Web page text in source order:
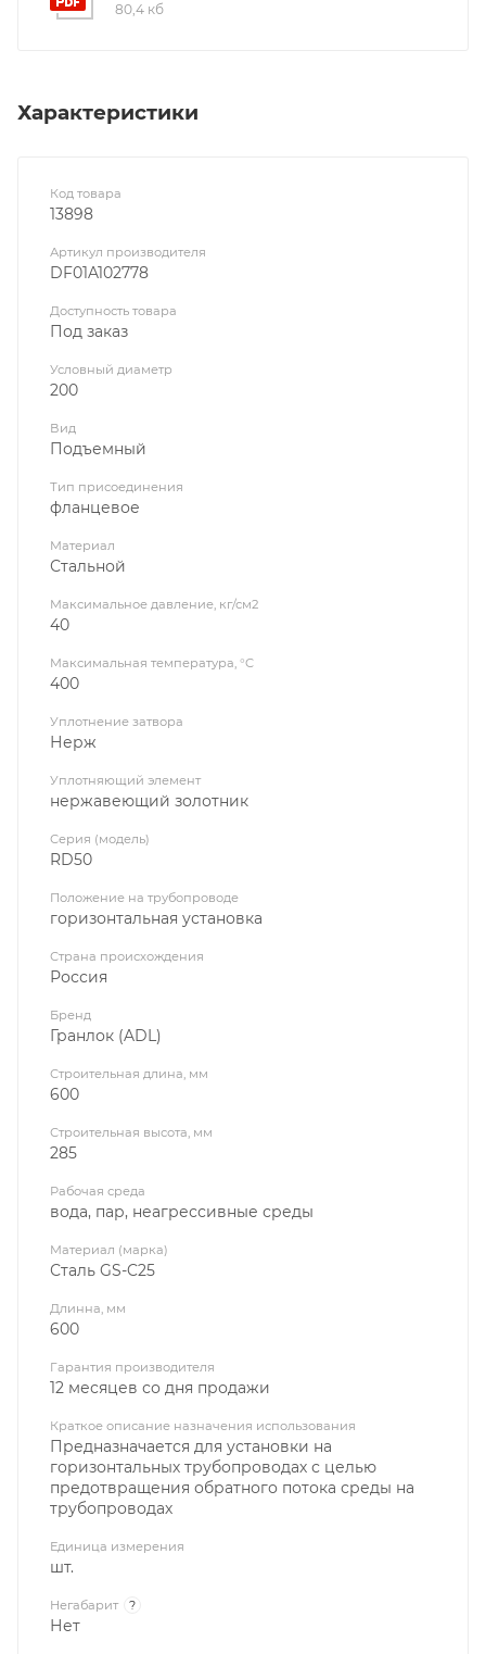
80,4 кб
Характеристики
Код товара
13898
Артикул производителя
DF01A102778
Доступность товара
Под заказ
Условный диаметр
200
Вид
Подъемный
Тип присоединения
фланцевое
Материал
Стальной
Максимальное давление, кг/см2
40
Максимальная температура, °C
400
Уплотнение затвора
Нерж
Уплотняющий элемент
нержавеющий золотник
Серия (модель)
RD50
Положение на трубопроводе
горизонтальная установка
Страна происхождения
Россия
Бренд
Гранлок (ADL)
Строительная длина, мм
600
Строительная высота, мм
285
Рабочая среда
вода, пар, неагрессивные среды
Материал (марка)
Сталь GS-C25
Длинна, мм
600
Гарантия производителя
12 месяцев со дня продажи
Краткое описание назначения использования
Предназначается для установки на
горизонтальных трубопроводах с целью
предотвращения обратного потока среды на
трубопроводах
Единица измерения
шт.
Негабарит ?
Нет